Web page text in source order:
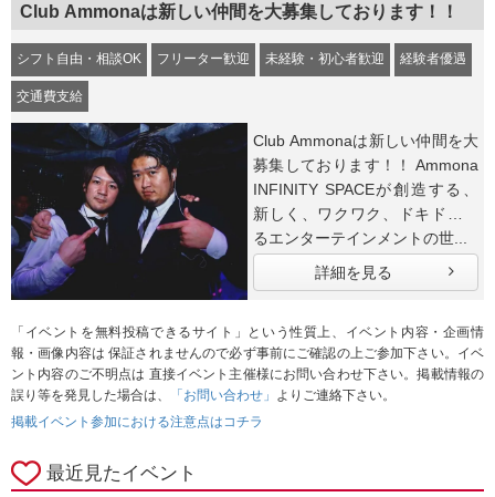
Club Ammonaは新しい仲間を大募集しております！！
シフト自由・相談OK フリーター歓迎 未経験・初心者歓迎 経験者優遇
交通費支給
Club Ammonaは新しい仲間を大
募集しております！！ Ammona
INFINITY SPACEが創造する、
新しく、ワクワク、ドキドキす
るエンターテインメントの世...
詳細を見る
「イベントを無料投稿できるサイト」という性質上、イベント内容・企画情
報・画像内容は 保証されませんので必ず事前にご確認の上ご参加下さい。イベ
ント内容のご不明点は 直接イベント主催様にお問い合わせ下さい。掲載情報の
誤り等を発見した場合は、
「お問い合わせ」 よりご連絡下さい。
掲載イベント参加における注意点はコチラ
最近見たイベント